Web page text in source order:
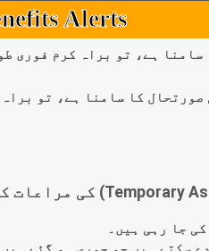
Alerts
ہے، تو براہ کرم فوری
سامنا ہے، تو براہ کرم 911 پر کال